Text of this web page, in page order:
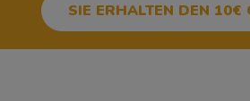
SIE ERHALTEN DEN 10€